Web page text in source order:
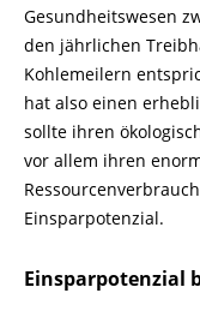
Gesundheitswesen
den jährlichen
Kohlemeilern
hat also einen
sollte ihren
vor allem ihren
Einsparpotenzial.
Einsparpotenzial